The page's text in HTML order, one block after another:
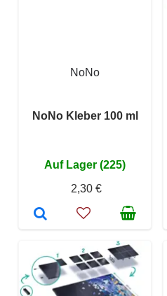
NoNo
NoNo Kleber 100 ml
Auf Lager (225)
2,30 €